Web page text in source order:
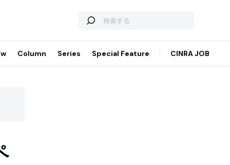
Column Series Special Feature CINRA JOB